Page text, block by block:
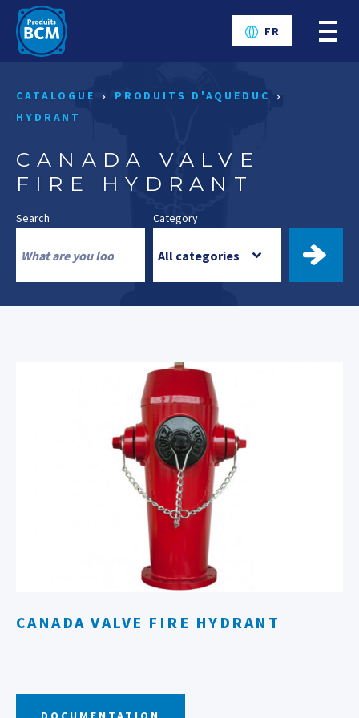
FR
CATALOGUE
PRODUITS D'AQUEDUC
HYDRANT
CANADA VALVE
FIRE HYDRANT
Search Category
FIND
CANADA VALVE FIRE HYDRANT